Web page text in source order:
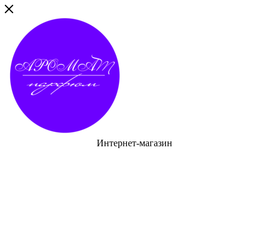
Интернет-магазин